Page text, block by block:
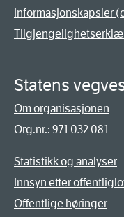
Informasjonskapsler
Statens
Om organisasjonen
Org.nr.: 971 032 081
Statistikk og analyser
Innsyn etter
Offentlige høringer